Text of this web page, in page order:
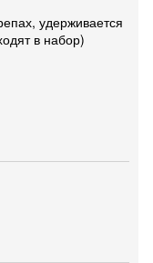
удерживается
в набор)